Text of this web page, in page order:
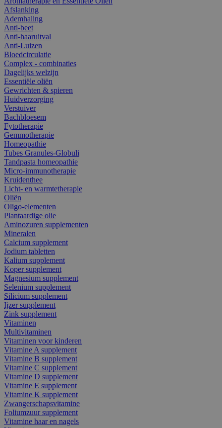
Afslanking
Ademhaling
Anti-beet
Anti-haaruitval
Anti-Luizen
Bloedcirculatie
Complex - combinaties
Dagelijks welzijn
Essentiële oliën
Gewrichten & spieren
Huidverzorging
Verstuiver
Bachbloesem
Fytotherapie
Gemmotherapie
Homeopathie
Tubes Granules-Globuli
Tandpasta homeopathie
Micro-immunotherapie
Kruidenthee
Licht- en warmtetherapie
Oliën
Oligo-elementen
Plantaardige olie
Aminozuren supplementen
Mineralen
Calcium supplement
Jodium tabletten
Kalium supplement
Koper supplement
Magnesium supplement
Selenium supplement
Silicium supplement
Ijzer supplement
Zink supplement
Vitaminen
Multivitaminen
Vitaminen voor kinderen
Vitamine A supplement
Vitamine B supplement
Vitamine C supplement
Vitamine D supplement
Vitamine E supplement
Vitamine K supplement
Zwangerschapsvitamine
Foliumzuur supplement
Vitamine haar en nagels